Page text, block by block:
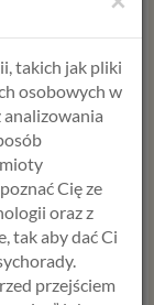
mistrza,
celów
po kroku
piłki -
Poznań,
takich jak pliki
osobowych w
Cię ze
oraz z
tak aby dać Ci
przejściem